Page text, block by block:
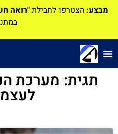
מבצע: הצטרפו לחבילת"רואה
תגית: מערכת